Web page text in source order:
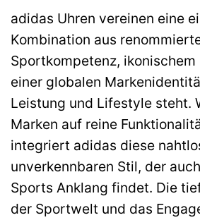
adidas Uhren vereinen eine
Kombination aus
Sportkompetenz, ikonischem
einer globalen
Leistung und Lifestyle steht.
Marken auf reine
integriert adidas diese
unverkennbaren Stil, der
Sports Anklang findet. Die
der Sportwelt und das